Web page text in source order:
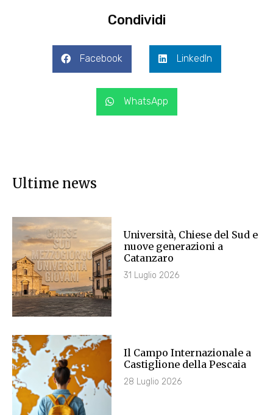
Condividi
Facebook LinkedIn
WhatsApp
Ultime news
Università, Chiese del Sud e
nuove generazioni a
Catanzaro
31 Luglio 2026
Il Campo Internazionale a
Castiglione della Pescaia
28 Luglio 2026